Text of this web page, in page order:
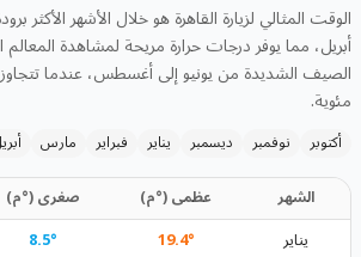
الوقت المثالي لزيارة القاهرة هو خلال الأشهر الأكثر
أبريل، مما يوفر درجات حرارة مريحة لمشاهدة
مئوية.
أكتوبر نوفمبر ديسمبر يناير فبراير مارس
الشهر
عظمى (°م) صغرى (°م)
يناير 19.4°
8.5°